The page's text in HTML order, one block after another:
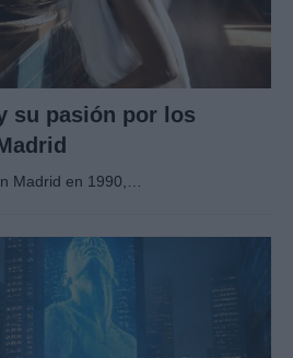
su pasión por los
Madrid en 1990,…